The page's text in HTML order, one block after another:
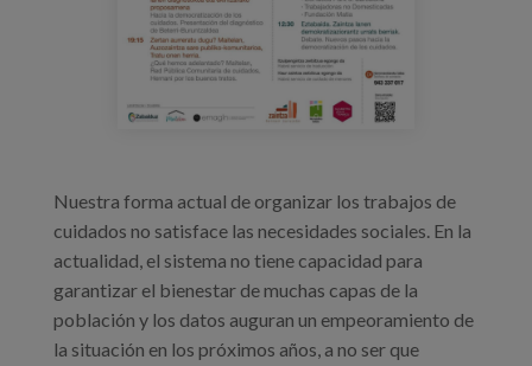
Nuestra forma actual de organizar los trabajos de
cuidados no satisface las necesidades sociales. En la
actualidad, el sistema no tiene capacidad para
garantizar el bienestar de muchas capas de la
población y los datos auguran un empeoramiento de
la situación en los próximos años, a no ser que